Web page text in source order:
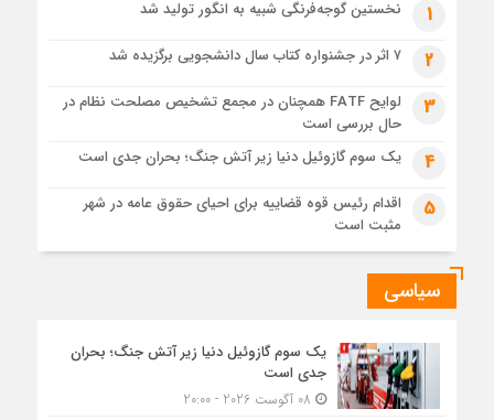
«سی‌ان‌جی» کلید امنیت معیشتی خانوارها
جزئیات تازه از اصلاح قیمت بنزین
1 نخستین گوجه‌فرنگی شبیه به انگور تولید شد
2 ۷ اثر در جشنواره کتاب سال دانشجویی برگزیده شد
3
لوایح FATF همچنان در مجمع تشخیص مصلحت نظام در
حال بررسی است
4 یک سوم گازوئیل دنیا زیر آتش جنگ؛ بحران جدی است
5
اقدام رئیس قوه قضاییه برای احیای حقوق عامه در شهر
مثبت است
سیاسی
یک سوم گازوئیل دنیا زیر آتش جنگ؛ بحران
جدی است